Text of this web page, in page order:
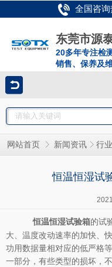
全国咨询
东莞市源
20多年专注检
销售、保养及
网站首页 新闻资讯 行
恒温恒湿试
恒温恒湿试验箱的试
大、温度改动速率的加快、
功用数据量相对应的低严格
一部分，有些类型的损坏，